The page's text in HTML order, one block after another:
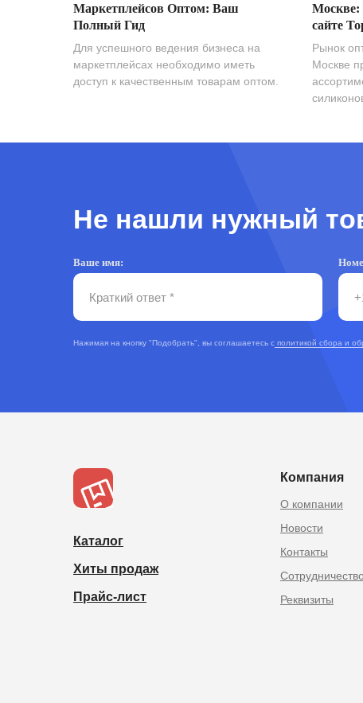
Маркетплейсов Оптом: Ваш
Полный Гид
Для успешного ведения бизнеса на
маркетплейсах необходимо иметь
доступ к качественным товарам оптом.
Москве:
сайте
Рынок
Москве
Не нашли нужный
Ваше имя:
Нажимая на кнопку "Подобрать", вы соглашаетесь с политикой сбора и
Компания
О компании
Новости
Контакты
Сотрудничество
Реквизиты
Каталог
Хиты продаж
Прайс-лист